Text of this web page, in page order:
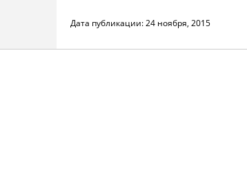
Дата публикации:24 ноября, 2015